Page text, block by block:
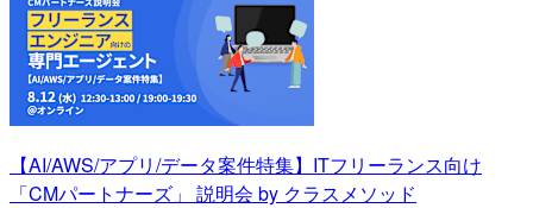
【AI/AWS/アプリ/データ案件特集】ITフリーランス向け
「CMパートナーズ」 説明会 by クラスメソッド